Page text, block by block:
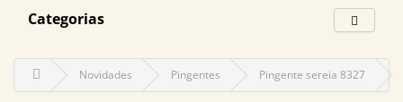
Categorias
Novidades Pingentes Pingente sereia 8327